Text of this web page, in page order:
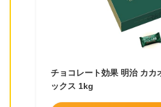
チョコレート効果 明治 カカ
ックス 1kg